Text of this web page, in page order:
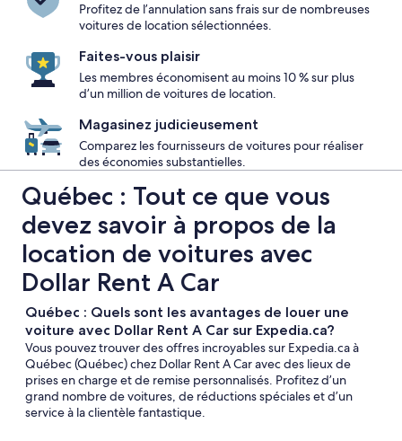
Profitez de l’annulation sans frais sur de nombreuses
voitures de location sélectionnées.
Faites-vous plaisir
Les membres économisent au moins 10 % sur plus
d’un million de voitures de location.
Magasinez judicieusement
Comparez les fournisseurs de voitures pour réaliser
des économies substantielles.
Québec : Tout ce que vous
devez savoir à propos de la
location de voitures avec
Dollar Rent A Car
Québec : Quels sont les avantages de louer une
voiture avec Dollar Rent A Car sur Expedia.ca?
Vous pouvez trouver des offres incroyables sur Expedia.ca à
Québec (Québec) chez Dollar Rent A Car avec des lieux de
prises en charge et de remise personnalisés. Profitez d’un
grand nombre de voitures, de réductions spéciales et d’un
service à la clientèle fantastique.